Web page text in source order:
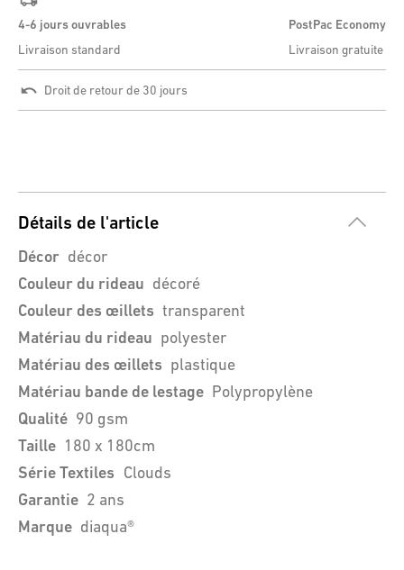
4-6 jours ouvrables
Livraison standard
PostPac Economy
Livraison gratuite
Droit de retour de 30 jours
Détails de l'article
Décor décor
Couleur du rideau décoré
Couleur des œillets transparent
Matériau du rideau polyester
Matériau des œillets plastique
Matériau bande de lestage Polypropylène
Qualité 90 gsm
Taille 180 x 180cm
Série Textiles Clouds
Garantie 2 ans
Marque diaqua®